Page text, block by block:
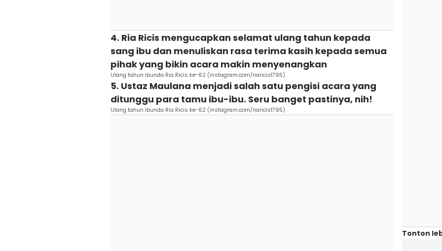
4. Ria Ricis mengucapkan selamat ulang tahun kepada
sang ibu dan menuliskan rasa terima kasih kepada semua
pihak yang bikin acara makin menyenangkan
Ulang tahun ibunda Ria Ricis ke-62 (instagram.com/riaricis1795)
5. Ustaz Maulana menjadi salah satu pengisi acara yang
ditunggu para tamu ibu-ibu. Seru banget pastinya, nih!
Ulang tahun ibunda Ria Ricis ke-62 (instagram.com/riaricis1795)
Tonton